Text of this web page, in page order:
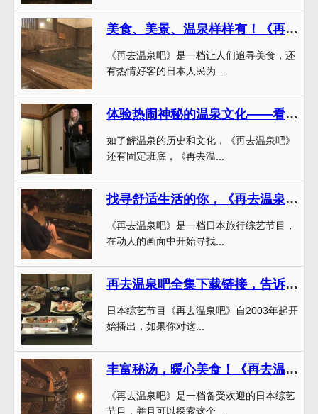
美食、美景、温泉样样有！《再去温泉吧》让你纵享日本温泉之旅
《再去温泉吧》是一档让人们追寻美食，还
有热情好客的日本人民为...
体验热闹神秘的温泉文化——看《再去温泉吧》第一季日本百度
如了解温泉的历史和文化，《再去温泉吧》
还有固定班底，《再去温...
找寻舒适生活的你，《再去温泉吧》综艺免费放送，带你泡出快乐
《再去温泉吧》是一档日本旅行综艺节目，
在动人的画面中开始寻找...
再去温泉吧全集下载链接，告诉你温泉的种种好处和养生秘笈
日本综艺节目《再去温泉吧》自2003年起开
始播出，如果你对这...
丰富秘汤，暖心美食！《再去温泉吧》下载链接轻松get。
《再去温泉吧》是一档备受欢迎的日本综艺
节目，并且可以探索这个...